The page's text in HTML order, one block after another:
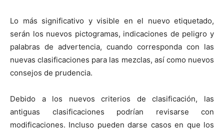
Lo más significativo y visible en el nuevo etiquetado,
serán los nuevos pictogramas, indicaciones de peligro y
palabras de advertencia, cuando corresponda con las
nuevas clasificaciones para las mezclas, así como nuevos
consejos de prudencia.
Debido a los nuevos criterios de clasificación, las
antiguas clasificaciones podrían revisarse con
modificaciones. Incluso pueden darse casos en que los